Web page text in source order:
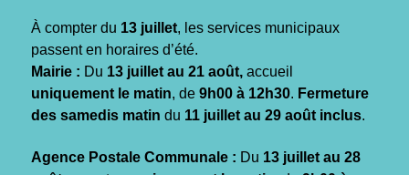
À compter du 13 juillet, les services municipaux
passent en horaires d’été.
Mairie : Du 13 juillet au 21 août, accueil
uniquement le matin, de 9h00 à 12h30. Fermeture
des samedis matin du 11 juillet au 29 août inclus.
Agence Postale Communale : Du 13 juillet au 28